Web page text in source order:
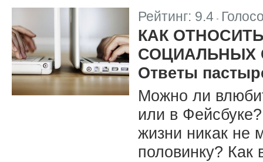
Рейтинг: 9.4
КАК
СОЦИАЛЬНЫХ
Ответы
Можно ли
или в
жизни никак не
половинку? Как